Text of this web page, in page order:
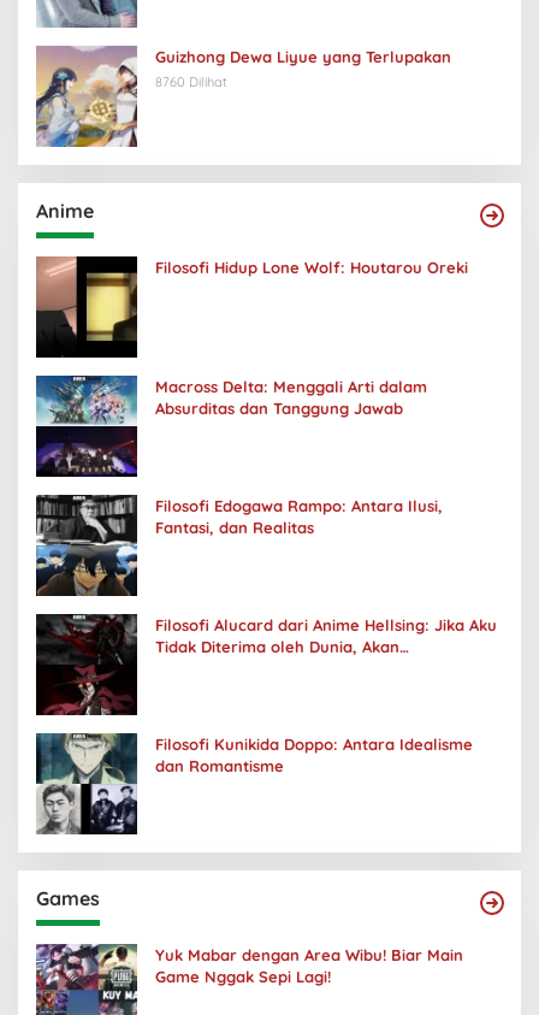
Guizhong Dewa Liyue yang Terlupakan
8760 Dilihat
Anime
Filosofi Hidup Lone Wolf: Houtarou Oreki
Macross Delta: Menggali Arti dalam
Absurditas dan Tanggung Jawab
Filosofi Edogawa Rampo: Antara Ilusi,
Fantasi, dan Realitas
Filosofi Alucard dari Anime Hellsing: Jika Aku
Tidak Diterima oleh Dunia, Akan
Filosofi Kunikida Doppo: Antara Idealisme
dan Romantisme
Games
Yuk Mabar dengan Area Wibu! Biar Main
Game Nggak Sepi Lagi!